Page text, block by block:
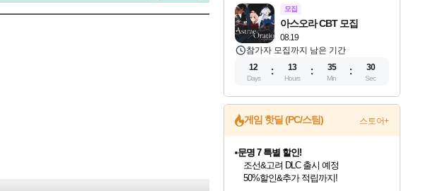
모집
08.19
아스오라 CBT 모집
참가자 모집까지 남은 기간
12
Days
13
Hours
35
Min
29
Sec
게임 핫딜 (PC/스팀) 스토어+
문명 7 특별 할인!
조선&고려 DLC 출시 예정
50%할인&추가 적립까지!